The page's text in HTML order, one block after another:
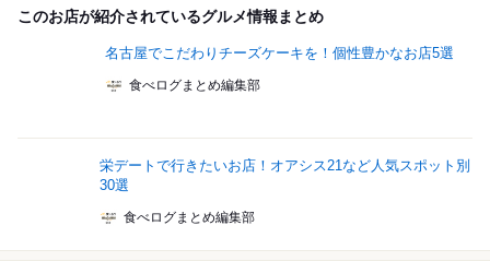
このお店が紹介されているグルメ情報まとめ
名古屋でこだわりチーズケーキを！個性豊かなお店5選
食べログまとめ編集部
栄デートで行きたいお店！オアシス21など人気スポット別
30選
食べログまとめ編集部